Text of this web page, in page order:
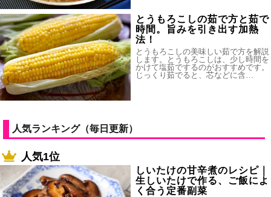
とうもろこしの茹で方と茹で
時間。旨みを引き出す加熱
法！
とうもろこしの美味しい茹で方を解説
します。とうもろこしは、少し時間を
かけて塩茹でするのがおすすめです。
じっくり茹でると、芯などに含…
人気ランキング（毎日更新）
人気1位
しいたけの甘辛煮のレシピ｜
生しいたけで作る、ご飯によ
く合う定番副菜